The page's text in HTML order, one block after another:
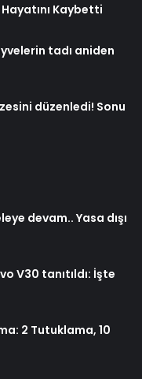
Kaybetti
tadı aniden
düzenledi! Sonu
devam.. Yasa dışı
V30 tanıtıldı: İşte
2 Tutuklama, 10